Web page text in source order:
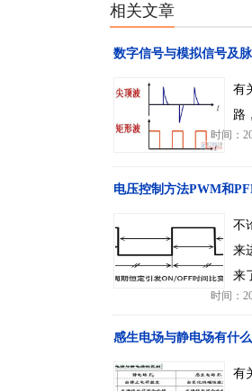
相关文章
数字信号与模拟信号及
有
路
时间：
电压控制方法PWM和
不
来
来
时间：
感生电场与静电场有什
有